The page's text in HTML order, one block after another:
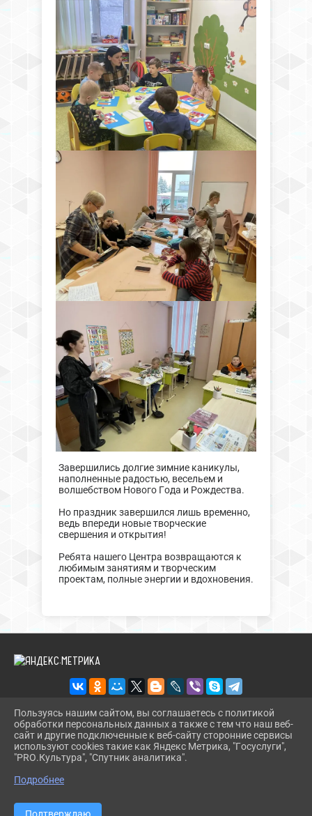
Завершились долгие зимние каникулы,
наполненные радостью, весельем и
волшебством Нового Года и Рождества.
Но праздник завершился лишь временно,
ведь впереди новые творческие
свершения и открытия!
Ребята нашего Центра возвращаются к
любимым занятиям и творческим
проектам, полные энергии и вдохновения.
2026 Г. CT.UODINSKOI.RU
ВХОД
КАРТА САЙТА
СДЕЛАНО НА KUBCMS
РАЗРАБОТКА И ПОДДЕРЖКА
Пользуясь нашим сайтом, вы соглашаетесь с политикой
обработки персональных данных а также с тем что наш веб-
сайт и другие подключенные к веб-сайту сторонние сервисы
используют cookies такие как Яндекс Метрика, "Госуслуги",
"PRO.Культура", "Спутник аналитика".
Подробнее